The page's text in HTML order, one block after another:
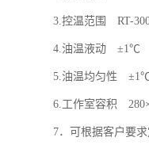
3.控温范围 RT-
4.油温液动 ±1℃
5.油温均匀性
6.工作室容积
7．可根据客户要求